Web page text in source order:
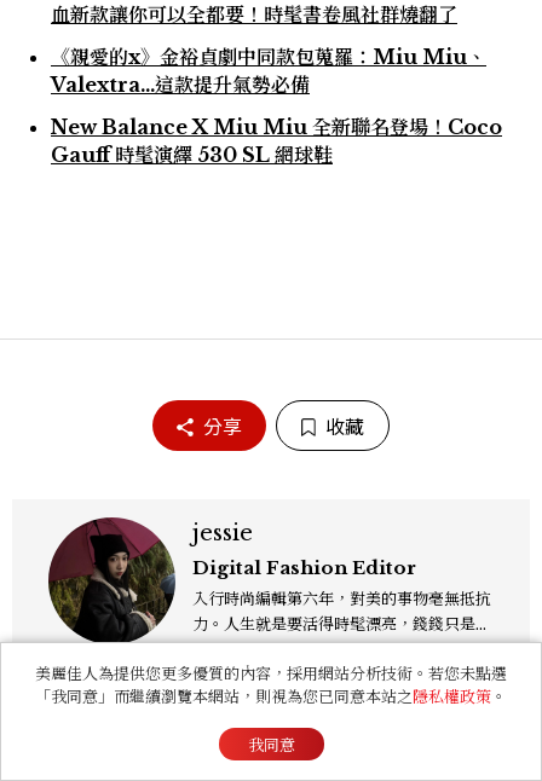
血新款讓你可以全都要！時髦書卷風社群燒翻了
《親愛的x》金裕貞劇中同款包蒐羅：Miu Miu、
Valextra…這款提升氣勢必備
New Balance X Miu Miu 全新聯名登場！Coco
Gauff 時髦演繹 530 SL 網球鞋
分享 收藏
jessie
Digital Fashion Editor
入行時尚編輯第六年，對美的事物毫無抵抗
力。人生就是要活得時髦漂亮，錢錢只是變
成喜歡的樣子！這邊分享所有不能錯過的流
行趨勢、明星同款、必敗手袋、人氣球鞋給
大家，一起來討論時尚圈最新鮮的話題、用
欣賞漂亮設計來撫慰心靈吧！
美麗佳人為提供您更多優質的內容，採用網站分析技術。若您未點選
「我同意」而繼續瀏覽本網站，則視為您已同意本站之隱私權政策 。
我同意